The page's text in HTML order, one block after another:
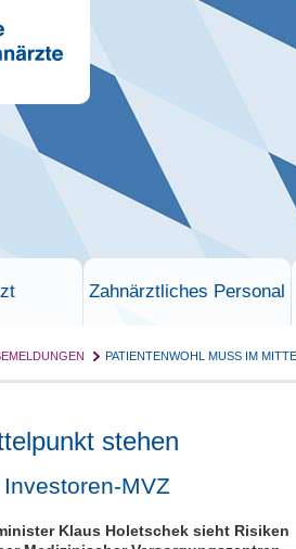
Zahnärztliches Personal
PATIENTENWOHL MUSS IM
stehen
MVZ
Klaus Holetschek sieht Risiken